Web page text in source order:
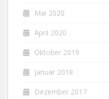
Mai 2020
April 2020
Oktober 2019
Januar 2018
Dezember 2017